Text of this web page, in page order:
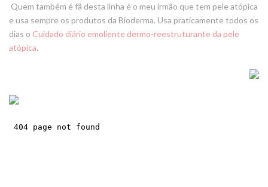
Quem também é fã desta linha é o meu irmão que tem pele atópica
e usa sempre os produtos da Bioderma. Usa praticamente todos os
dias o Cuidado diário emoliente dermo-reestruturante da pele
atópica.